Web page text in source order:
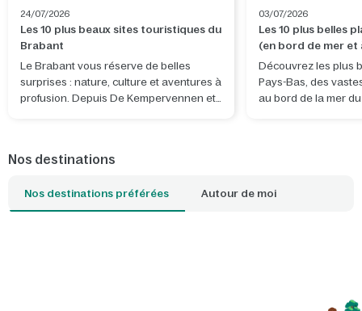
24/07/2026
Les 10 plus beaux sites touristiques du
Brabant
Le Brabant vous réserve de belles
surprises : nature, culture et aventures à
profusion. Depuis De Kempervennen et
l'autre côté de la frontière belge.
03/07/2026
Les 10 plus belles
(en bord de mer et
terres)
Découvrez les plus
Pays-Bas, des
au bord de la mer
plage qui
Nos destinations
Nos destinations préférées Autour de moi